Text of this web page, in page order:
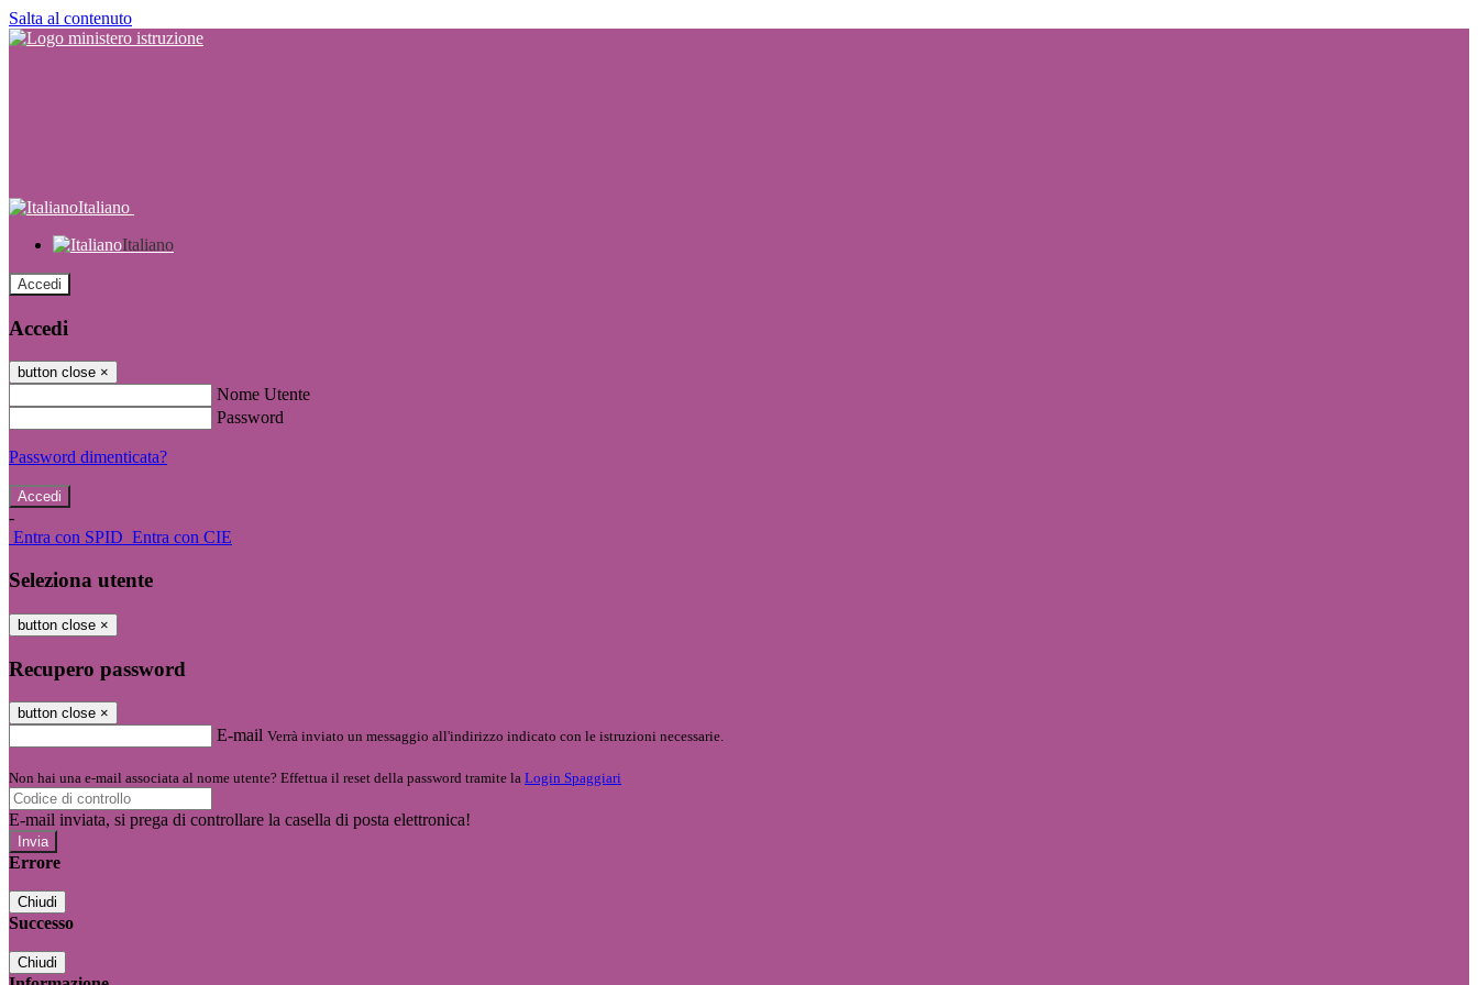
Salta al contenuto
Italiano
Italiano
Accedi
Accedi
button close ×
Nome Utente
Password
Password dimenticata?
-
Entra con SPID Entra con CIE
Seleziona utente
button close ×
Recupero password
button close ×
E-mail Verrà inviato un messaggio all'indirizzo indicato con le istruzioni necessarie.
Non hai una e-mail associata al nome utente? Effettua il reset della password tramite la Login Spaggiari
E-mail inviata, si prega di controllare la casella di posta elettronica!
Errore
Chiudi
Successo
Chiudi